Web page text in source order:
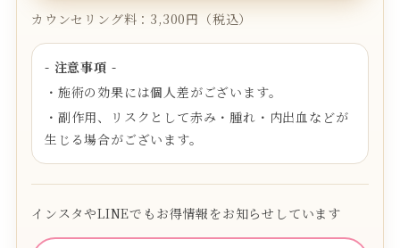
カウンセリング料：3,300円（税込）
- 注意事項 -
・施術の効果には個人差がございます。
・副作用、リスクとして赤み・腫れ・内出血などが
生じる場合がございます。
インスタやLINEでもお得情報をお知らせしています